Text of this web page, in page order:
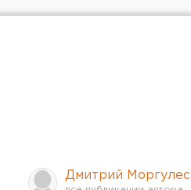
Дмитрий Моргулес